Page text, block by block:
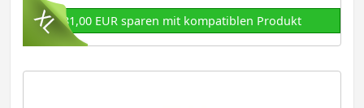
81,00 EUR sparen mit kompatiblen Produkt